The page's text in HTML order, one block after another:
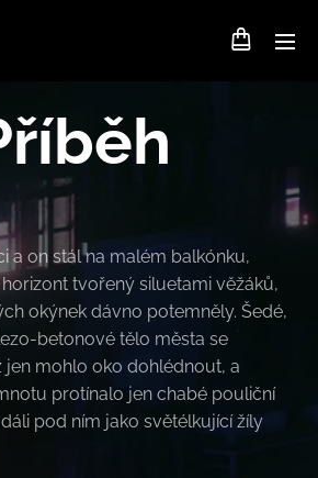
a on stál na malém balkónku,
tvořený siluetami věžáků,
okýnek dávno potemněly. Šedé,
betonové tělo města se
jen mohlo oko dohlédnout, a
protínalo jen chabé pouliční
pod ním jako světélkující žíly